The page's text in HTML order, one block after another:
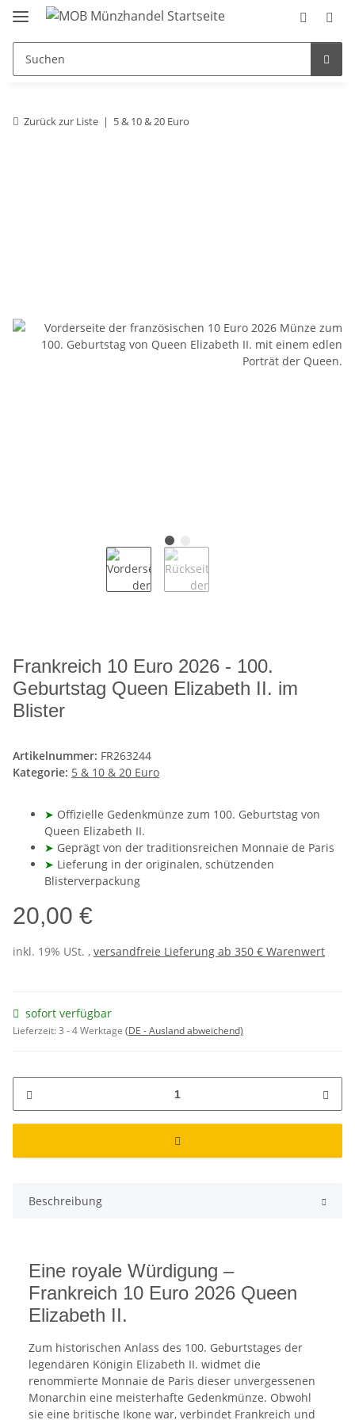
Zurück zur Liste 5 & 10 & 20 Euro
Frankreich 10 Euro 2026 - 100.
Geburtstag Queen Elizabeth II. im
Blister
Artikelnummer: FR263244
Kategorie: 5 & 10 & 20 Euro
➤ Offizielle Gedenkmünze zum 100. Geburtstag von
Queen Elizabeth II.
➤ Geprägt von der traditionsreichen Monnaie de Paris
➤ Lieferung in der originalen, schützenden
Blisterverpackung
20,00 €
inkl. 19% USt. , versandfreie Lieferung ab 350 € Warenwert
sofort verfügbar
Lieferzeit:3 - 4 Werktage (DE - Ausland abweichend)
Beschreibung
Eine royale Würdigung –
Frankreich 10 Euro 2026 Queen
Elizabeth II.
Zum historischen Anlass des 100. Geburtstages der
legendären Königin Elizabeth II. widmet die
renommierte Monnaie de Paris dieser unvergessenen
Monarchin eine meisterhafte Gedenkmünze. Obwohl
sie eine britische Ikone war, verbindet Frankreich und